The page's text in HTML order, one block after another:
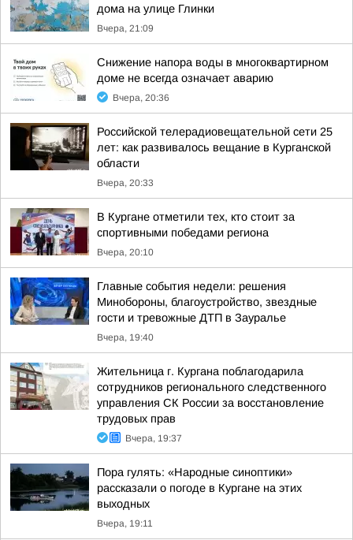
дома на улице Глинки
Вчера, 21:09
Снижение напора воды в многоквартирном
доме не всегда означает аварию
Вчера, 20:36
Российской телерадиовещательной сети 25
лет: как развивалось вещание в Курганской
области
Вчера, 20:33
В Кургане отметили тех, кто стоит за
спортивными победами региона
Вчера, 20:10
Главные события недели: решения
Минобороны, благоустройство, звездные
гости и тревожные ДТП в Зауралье
Вчера, 19:40
Жительница г. Кургана поблагодарила
сотрудников регионального следственного
управления СК России за восстановление
трудовых прав
Вчера, 19:37
Пора гулять: «Народные синоптики»
рассказали о погоде в Кургане на этих
выходных
Вчера, 19:11